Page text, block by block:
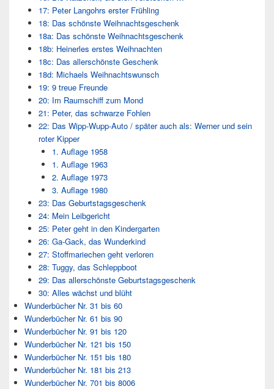
17: Peter Langohrs erster Frühling
18: Das schönste Weihnachtsgeschenk
18a: Das schönste Weihnachtsgeschenk
18b: Heinerles erstes Weihnachten
18c: Das allerschönste Geschenk
18d: Michaels Weihnachtswunsch
19: 9 treue Freunde
20: Im Raumschiff zum Mond
21: Peter, das schwarze Fohlen
22: Das Wipp-Wupp-Auto / später auch als: Werner und sein
roter Kipper
1. Auflage 1958
1. Auflage 1963
2. Auflage 1973
3. Auflage 1980
23: Das Geburtstagsgeschenk
24: Mein Leibgericht
25: Peter geht in den Kindergarten
26: Ga-Gack, das Wunderkind
27: Stoffmariechen geht verloren
28: Tuggy, das Schleppboot
29: Das allerschönste Geburtstagsgeschenk
30: Alles wächst und blüht
Wunderbücher Nr. 31 bis 60
Wunderbücher Nr. 61 bis 90
Wunderbücher Nr. 91 bis 120
Wunderbücher Nr. 121 bis 150
Wunderbücher Nr. 151 bis 180
Wunderbücher Nr. 181 bis 213
Wunderbücher Nr. 701 bis 8006